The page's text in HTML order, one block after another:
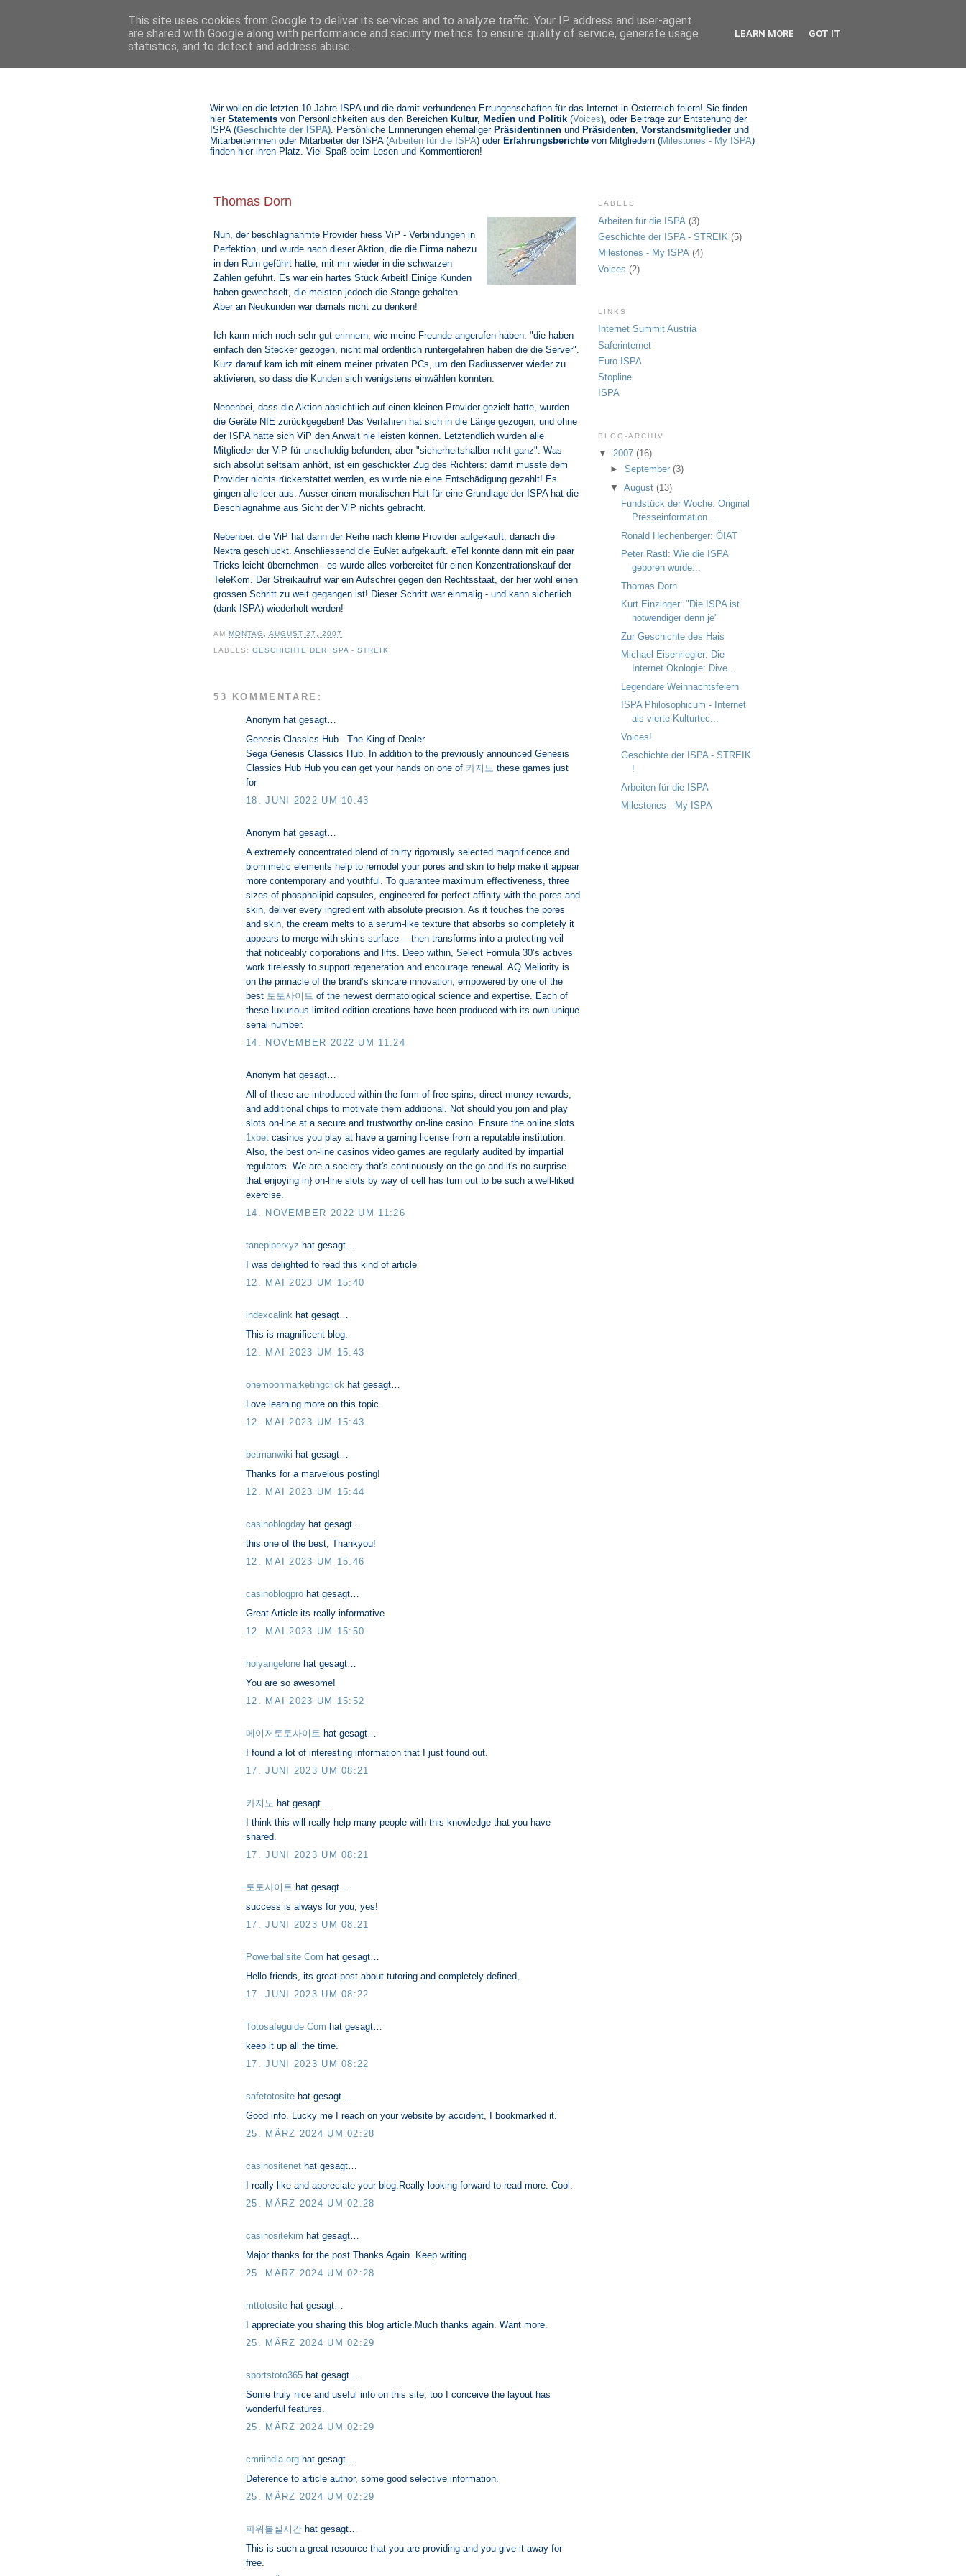
Wir wollen die letzten 10 Jahre ISPA und die damit verbundenen Errungenschaften für das Internet in Österreich feiern! Sie finden
hier Statements von Persönlichkeiten aus den Bereichen Kultur, Medien und Politik (Voices), oder Beiträge zur Entstehung der
ISPA (Geschichte der ISPA). Persönliche Erinnerungen ehemaliger Präsidentinnen und Präsidenten, Vorstandsmitglieder und
Mitarbeiterinnen oder Mitarbeiter der ISPA (Arbeiten für die ISPA) oder Erfahrungsberichte von Mitgliedern (Milestones - My ISPA)
finden hier ihren Platz. Viel Spaß beim Lesen und Kommentieren!
Thomas Dorn
Nun, der beschlagnahmte Provider hiess ViP - Verbindungen in
Perfektion, und wurde nach dieser Aktion, die die Firma nahezu
in den Ruin geführt hatte, mit mir wieder in die schwarzen
Zahlen geführt. Es war ein hartes Stück Arbeit! Einige Kunden
haben gewechselt, die meisten jedoch die Stange gehalten.
Aber an Neukunden war damals nicht zu denken!
Ich kann mich noch sehr gut erinnern, wie meine Freunde angerufen haben: "die haben
einfach den Stecker gezogen, nicht mal ordentlich runtergefahren haben die die Server".
Kurz darauf kam ich mit einem meiner privaten PCs, um den Radiusserver wieder zu
aktivieren, so dass die Kunden sich wenigstens einwählen konnten.
Nebenbei, dass die Aktion absichtlich auf einen kleinen Provider gezielt hatte, wurden
die Geräte NIE zurückgegeben! Das Verfahren hat sich in die Länge gezogen, und ohne
der ISPA hätte sich ViP den Anwalt nie leisten können. Letztendlich wurden alle
Mitglieder der ViP für unschuldig befunden, aber "sicherheitshalber ncht ganz". Was
sich absolut seltsam anhört, ist ein geschickter Zug des Richters: damit musste dem
Provider nichts rückerstattet werden, es wurde nie eine Entschädigung gezahlt! Es
gingen alle leer aus. Ausser einem moralischen Halt für eine Grundlage der ISPA hat die
Beschlagnahme aus Sicht der ViP nichts gebracht.
Nebenbei: die ViP hat dann der Reihe nach kleine Provider aufgekauft, danach die
Nextra geschluckt. Anschliessend die EuNet aufgekauft. eTel konnte dann mit ein paar
Tricks leicht übernehmen - es wurde alles vorbereitet für einen Konzentrationskauf der
TeleKom. Der Streikaufruf war ein Aufschrei gegen den Rechtsstaat, der hier wohl einen
grossen Schritt zu weit gegangen ist! Dieser Schritt war einmalig - und kann sicherlich
(dank ISPA) wiederholt werden!
AMMONTAG, AUGUST 27, 2007
LABELS:GESCHICHTE DER ISPA - STREIK
53 KOMMENTARE:
Anonym hat gesagt…
Genesis Classics Hub - The King of Dealer
Sega Genesis Classics Hub. In addition to the previously announced Genesis
Classics Hub Hub you can get your hands on one of 카지노 these games just
for
18. JUNI 2022 UM 10:43
Anonym hat gesagt…
A extremely concentrated blend of thirty rigorously selected magnificence and
biomimetic elements help to remodel your pores and skin to help make it appear
more contemporary and youthful. To guarantee maximum effectiveness, three
sizes of phospholipid capsules, engineered for perfect affinity with the pores and
skin, deliver every ingredient with absolute precision. As it touches the pores
and skin, the cream melts to a serum-like texture that absorbs so completely it
appears to merge with skin’s surface— then transforms into a protecting veil
that noticeably corporations and lifts. Deep within, Select Formula 30’s actives
work tirelessly to support regeneration and encourage renewal. AQ Meliority is
on the pinnacle of the brand’s skincare innovation, empowered by one of the
best 토토사이트 of the newest dermatological science and expertise. Each of
these luxurious limited-edition creations have been produced with its own unique
serial number.
14. NOVEMBER 2022 UM 11:24
Anonym hat gesagt…
All of these are introduced within the form of free spins, direct money rewards,
and additional chips to motivate them additional. Not should you join and play
slots on-line at a secure and trustworthy on-line casino. Ensure the online slots
1xbet casinos you play at have a gaming license from a reputable institution.
Also, the best on-line casinos video games are regularly audited by impartial
regulators. We are a society that's continuously on the go and it's no surprise
that enjoying in} on-line slots by way of cell has turn out to be such a well-liked
exercise.
14. NOVEMBER 2022 UM 11:26
tanepiperxyz hat gesagt…
I was delighted to read this kind of article
12. MAI 2023 UM 15:40
indexcalink hat gesagt…
This is magnificent blog.
12. MAI 2023 UM 15:43
onemoonmarketingclick hat gesagt…
Love learning more on this topic.
12. MAI 2023 UM 15:43
betmanwiki hat gesagt…
Thanks for a marvelous posting!
12. MAI 2023 UM 15:44
casinoblogday hat gesagt…
this one of the best, Thankyou!
12. MAI 2023 UM 15:46
casinoblogpro hat gesagt…
Great Article its really informative
12. MAI 2023 UM 15:50
holyangelone hat gesagt…
You are so awesome!
12. MAI 2023 UM 15:52
메이저토토사이트 hat gesagt…
I found a lot of interesting information that I just found out.
17. JUNI 2023 UM 08:21
카지노 hat gesagt…
I think this will really help many people with this knowledge that you have
shared.
17. JUNI 2023 UM 08:21
토토사이트 hat gesagt…
success is always for you, yes!
17. JUNI 2023 UM 08:21
Powerballsite Com hat gesagt…
Hello friends, its great post about tutoring and completely defined,
17. JUNI 2023 UM 08:22
Totosafeguide Com hat gesagt…
keep it up all the time.
17. JUNI 2023 UM 08:22
safetotosite hat gesagt…
Good info. Lucky me I reach on your website by accident, I bookmarked it.
25. MÄRZ 2024 UM 02:28
casinositenet hat gesagt…
I really like and appreciate your blog.Really looking forward to read more. Cool.
25. MÄRZ 2024 UM 02:28
casinositekim hat gesagt…
Major thanks for the post.Thanks Again. Keep writing.
25. MÄRZ 2024 UM 02:28
mttotosite hat gesagt…
I appreciate you sharing this blog article.Much thanks again. Want more.
25. MÄRZ 2024 UM 02:29
sportstoto365 hat gesagt…
Some truly nice and useful info on this site, too I conceive the layout has
wonderful features.
25. MÄRZ 2024 UM 02:29
cmriindia.org hat gesagt…
Deference to article author, some good selective information.
25. MÄRZ 2024 UM 02:29
파워볼실시간 hat gesagt…
This is such a great resource that you are providing and you give it away for
free.
LABELS
Arbeiten für die ISPA (3)
Geschichte der ISPA - STREIK (5)
Milestones - My ISPA (4)
Voices (2)
LINKS
Internet Summit Austria
Saferinternet
Euro ISPA
Stopline
ISPA
BLOG-ARCHIV
▼ 2007 (16)
► September (3)
▼ August (13)
Fundstück der Woche: Original
Presseinformation ...
Ronald Hechenberger: ÖIAT
Peter Rastl: Wie die ISPA
geboren wurde...
Thomas Dorn
Kurt Einzinger: "Die ISPA ist
notwendiger denn je"
Zur Geschichte des Hais
Michael Eisenriegler: Die
Internet Ökologie: Dive...
Legendäre Weihnachtsfeiern
ISPA Philosophicum - Internet
als vierte Kulturtec...
Voices!
Geschichte der ISPA - STREIK
!
Arbeiten für die ISPA
Milestones - My ISPA
This site uses cookies from Google to deliver its services and to analyze traffic. Your IP address and user-agent
are shared with Google along with performance and security metrics to ensure quality of service, generate usage
statistics, and to detect and address abuse.
LEARN MORE GOT IT